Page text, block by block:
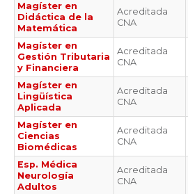
Magíster en
Didáctica de la
Matemática
Acreditada
CNA
Magíster en
Gestión Tributaria
y Financiera
Acreditada
CNA
Magíster en
Lingüística
Aplicada
Acreditada
CNA
Magíster en
Ciencias
Biomédicas
Acreditada
CNA
Esp. Médica
Neurología
Adultos
Acreditada
CNA